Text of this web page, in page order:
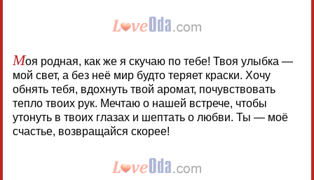
Моя родная, как же я скучаю по тебе! Твоя улыбка —
мой свет, а без неё мир будто теряет краски. Хочу
обнять тебя, вдохнуть твой аромат, почувствовать
тепло твоих рук. Мечтаю о нашей встрече, чтобы
утонуть в твоих глазах и шептать о любви. Ты — моё
счастье, возвращайся скорее!